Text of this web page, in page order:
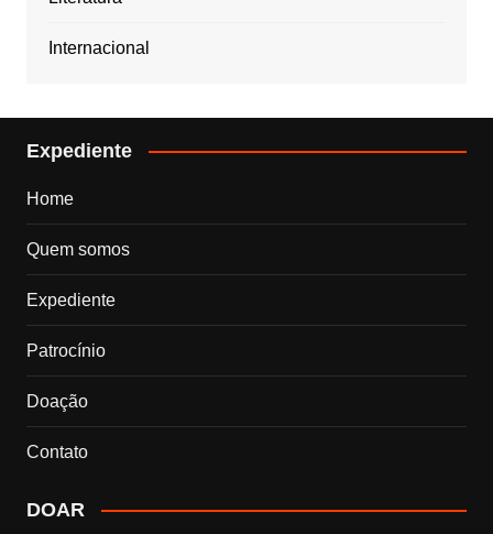
Internacional
Expediente
Home
Quem somos
Expediente
Patrocínio
Doação
Contato
DOAR